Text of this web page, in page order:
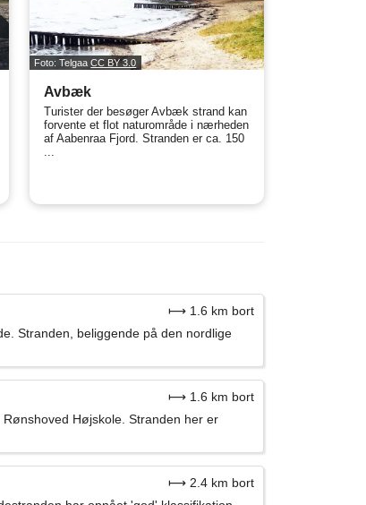
Foto: TelgaaCC BY 3.0
Avbæk
Turister der besøger Avbæk strand kan
forvente et flot naturområde i nærheden
af Aabenraa Fjord. Stranden er ca. 150
...
⟼ 1.6 km bort
Stranden, beliggende på den nordlige
⟼ 1.6 km bort
Højskole. Stranden her er
⟼ 2.4 km bort